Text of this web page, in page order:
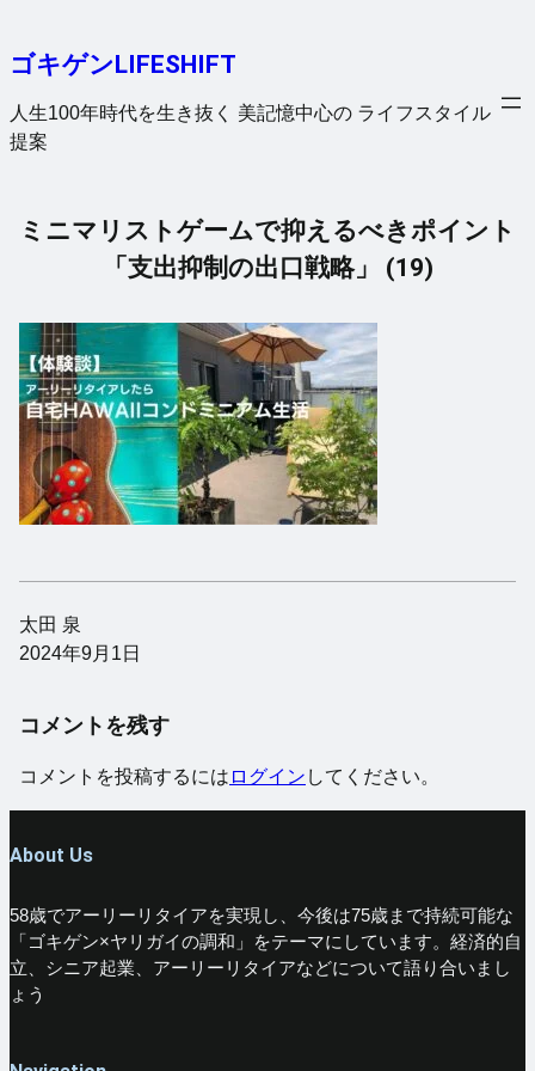
を
ス
キ
ゴキゲンLIFESHIFT
人生100年時代を生き抜く 美記憶中心の ライフスタイル
提案
ミニマリストゲームで抑えるべきポイント
「支出抑制の出口戦略」 (19)
太田 泉
2024年9月1日
コメントを残す
コメントを投稿するには ログイン してください。
About Us
58歳でアーリーリタイアを実現し、今後は75歳まで持続可能な
「ゴキゲン×ヤリガイの調和」をテーマにしています。経済的自
立、シニア起業、アーリーリタイアなどについて語り合いまし
ょう